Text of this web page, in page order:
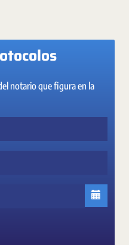
notario que figura en la